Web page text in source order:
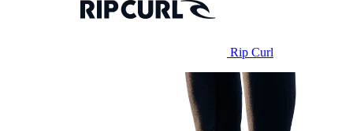
Rip Curl